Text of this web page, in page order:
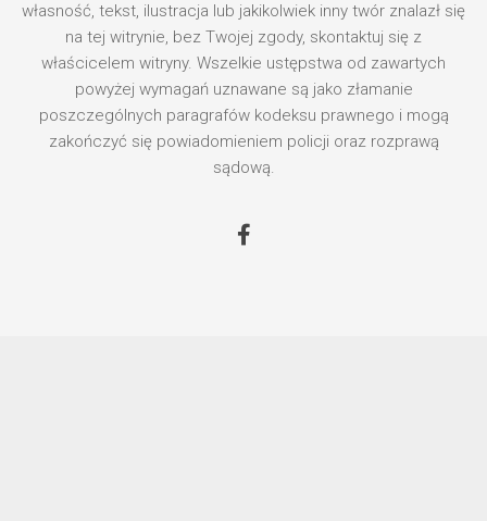
własność, tekst, ilustracja lub jakikolwiek inny twór znalazł się
na tej witrynie, bez Twojej zgody, skontaktuj się z
właścicelem witryny. Wszelkie ustępstwa od zawartych
powyżej wymagań uznawane są jako złamanie
poszczególnych paragrafów kodeksu prawnego i mogą
zakończyć się powiadomieniem policji oraz rozprawą
sądową.